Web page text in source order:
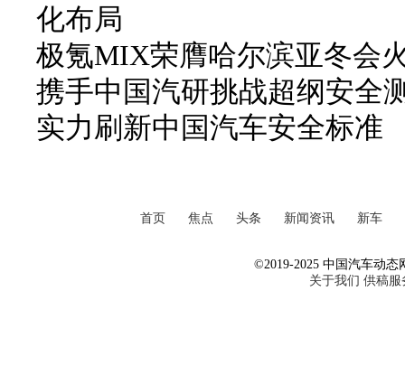
化布局
极氪MIX荣膺哈尔滨亚冬会
携手中国汽研挑战超纲安全
实力刷新中国汽车安全标准
首页 焦点 头条 新闻资讯 新车
©2019-2025 中国汽车动态
关于我们 供稿服